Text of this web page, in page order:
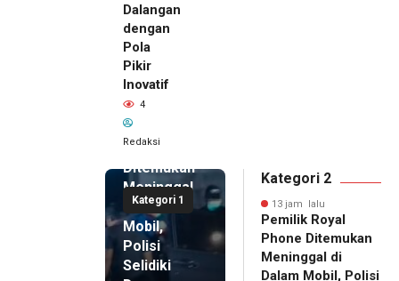
Dalangan
dengan
Pola
Pikir
Inovatif
4
Redaksi
Kategori 1
13 jam lalu
Pemilik
Royal
Phone
Ditemukan
Meninggal
di Dalam
Mobil,
Polisi
Selidiki
Kategori 2
13 jam lalu
Pemilik Royal
Phone Ditemukan
Meninggal di
Dalam Mobil, Polisi